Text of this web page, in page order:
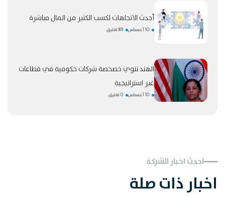
أحدث الاتجاهات لكسب الكثير من المال مباشرة
10 أغسطس 89 تعليق
الهند تنوي خصخصة شركات حكومية في قطاعات
غير استراتيجية
10 أغسطس 0 تعليق
احدث اخبار الشركة
اخبار ذات صلة